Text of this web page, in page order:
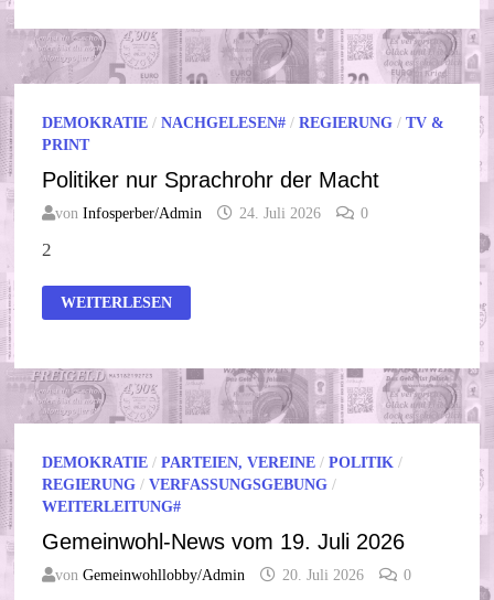
DEMOKRATIE /NACHGELESEN# /REGIERUNG /TV &
PRINT
Politiker nur Sprachrohr der Macht
vonInfosperber/Admin 24. Juli 2026 0
2
POLITIKER
NUR
WEITERLESEN
DEMOKRATIE /PARTEIEN, VEREINE /POLITIK /
REGIERUNG /VERFASSUNGSGEBUNG /
WEITERLEITUNG#
Gemeinwohl-News vom 19. Juli 2026
vonGemeinwohllobby/Admin 20. Juli 2026 0